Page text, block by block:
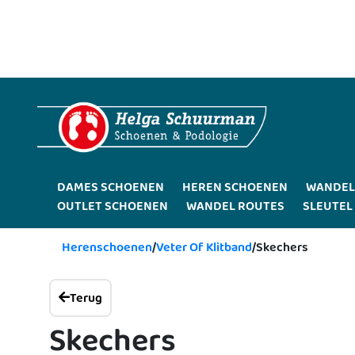
DAMES SCHOENEN HEREN SCHOENEN
OUTLET SCHOENEN
WANDEL ROUTES
Herenschoenen/Veter Of Klitband/Skechers
Terug
Skechers